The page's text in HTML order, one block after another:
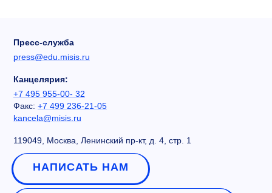
Пресс-служба
press@edu.misis.ru
Канцелярия:
+7 495 955-00- 32
Факс: +7 499 236-21-05
kancela@misis.ru
119049, Москва, Ленинский пр-кт, д. 4, стр. 1
НАПИСАТЬ НАМ